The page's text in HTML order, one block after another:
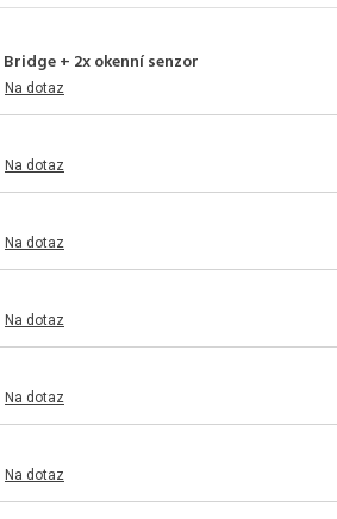
Bridge + 2x okenní senzor
Na dotaz
Na dotaz
Na dotaz
Na dotaz
Na dotaz
Na dotaz